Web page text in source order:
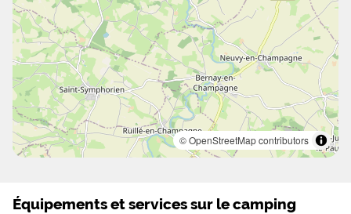
© OpenStreetMap contributors
Équipements et services sur le camping